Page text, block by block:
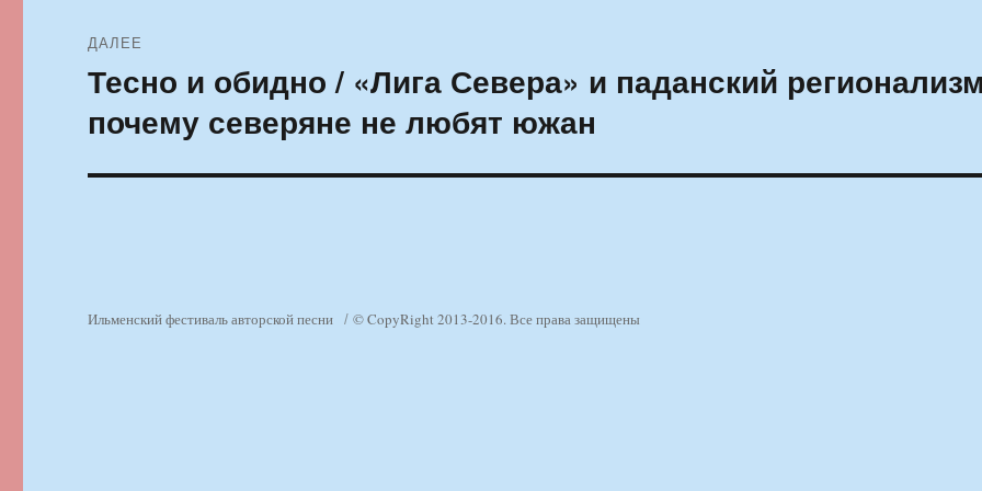
ДАЛЕЕ
Следующая
Тесно и обидно / «Лига Севера» и паданский
почему северяне не любят южан
Ильменский фестиваль авторской песни © CopyRight 2013-2016. Все права защищены